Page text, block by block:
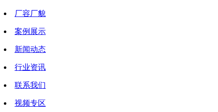
厂容厂貌
案例展示
新闻动态
行业资讯
联系我们
视频专区